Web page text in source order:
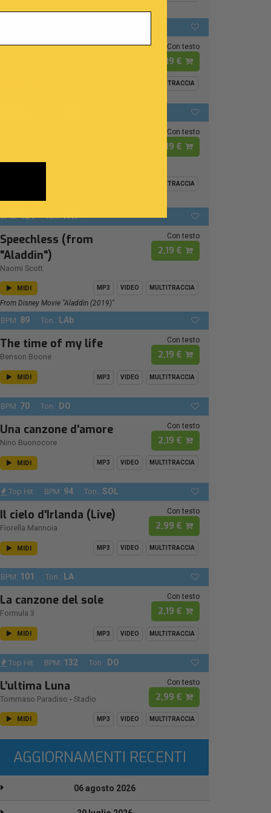
L'ultima canzone Con testo
2,19 €
MULTITRACCIA
Naomi Rivieccio
Con testo
2,19 €
MULTITRACCIA
From Disney Movie "Aladdin (2019)"
BPM:124 Ton.:FA# -
Speechless (from
"Aladdin")
Naomi Scott
Con testo
2,19 €
MIDI MP3 VIDEO MULTITRACCIA
From Disney Movie "Aladdin (2019)"
BPM: 89 Ton.: LAb
The time of my life
Benson Boone
Con testo
2,19 €
MIDI MP3 VIDEO MULTITRACCIA
BPM: 70 Ton.: DO
Una canzone d'amore
Nino Buonocore
Con testo
2,19 €
MIDI MP3 VIDEO MULTITRACCIA
Top Hit BPM: 94 Ton.: SOL
Il cielo d'Irlanda (Live)
Fiorella Mannoia
Con testo
2,99 €
MIDI MP3 VIDEO MULTITRACCIA
BPM: 101 Ton.: LA
La canzone del sole
Formula 3
Con testo
2,19 €
MIDI MP3 VIDEO MULTITRACCIA
Top Hit BPM: 132 Ton.: DO
L'ultima Luna
Tommaso Paradiso - Stadio
Con testo
2,99 €
MIDI MP3 VIDEO MULTITRACCIA
AGGIORNAMENTI RECENTI
06 agosto 2026